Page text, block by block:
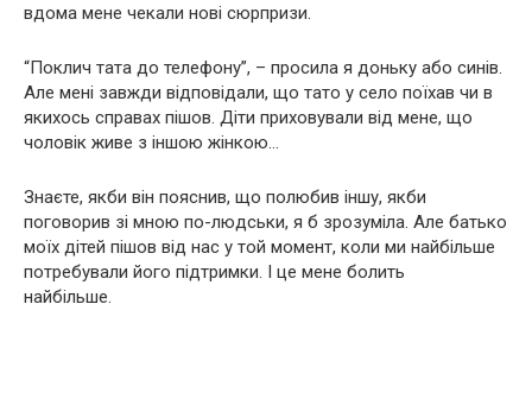
вдома мене чекали новi сюрпризи.
“Поклич тата до телефону”, – просила я доньку або синiв.
Але менi завжди вiдповiдали, що тато у село поїхав чи в
якихось справах пiшов. Дiти приховували вiд мене, що
чоловiк живе з iншою жiнкою…
Знаєте, якби вiн пояснив, що полюбив iншу, якби
поговорив зi мною по-людськи, я б зрозумiла. Але батько
моїх дiтей пiшов вiд нас у той момент, коли ми найбiльше
потребували його пiдтримки. I це мене болить
найбiльше.